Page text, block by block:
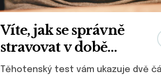
Víte, jak se správně
stravovat v době
těhotenství?